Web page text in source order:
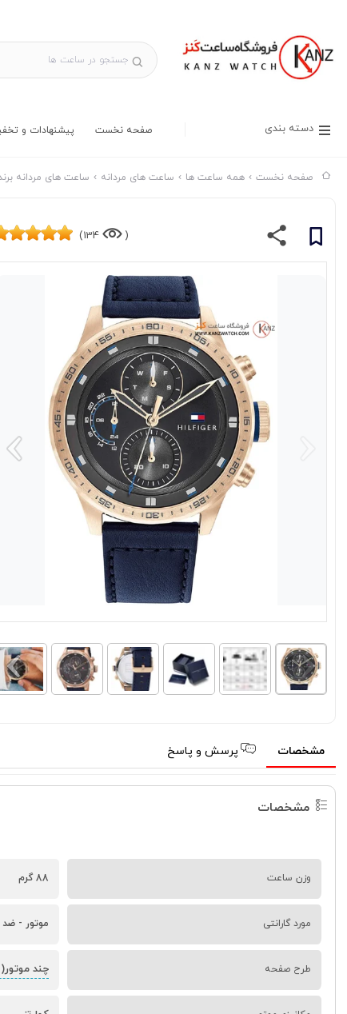
دسته بندی صفحه نخست پیشنهادات و
صفحه نخست همه ساعت ها ساعت های مردانه ساعت های مردانه
(
134)
مشخصات پرسش و پاسخ
مشخصات
وزن ساعت 88 گرم
مورد گارانتی موتور - ضد
طرح صفحه چند